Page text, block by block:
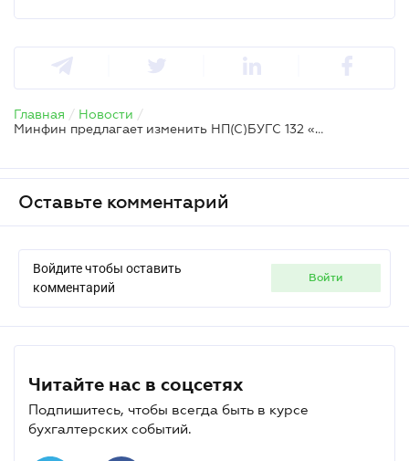
Главная / Новости /
Минфин предлагает изменить НП(С)БУГС 132 «Выплаты работникам» с 2027 года
Оставьте комментарий
Войдите чтобы оставить
комментарий
войти
Читайте нас в соцсетях
Подпишитесь, чтобы всегда быть в курсе
бухгалтерских событий.